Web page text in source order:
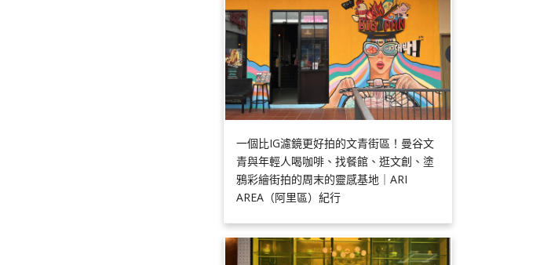
一個比IG濾鏡更好拍的文青街區！曼谷文
青與年輕人喝咖啡、找餐館、逛文創、塗
鴉彩繪街拍的周末的靈感基地｜ARI
AREA（阿里區）紀行